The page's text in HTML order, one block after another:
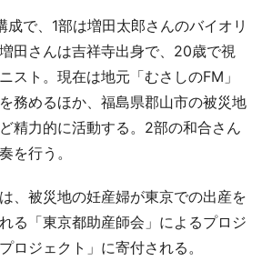
で、1部は増田太郎さんのバイオリ
田さんは吉祥寺出身で、20歳で視
スト。現在は地元「むさしのFM」
務めるほか、福島県郡山市の被災地
精力的に活動する。2部の和合さん
を行う。
、被災地の妊産婦が東京での出産を
る「東京都助産師会」によるプロジ
ロジェクト」に寄付される。